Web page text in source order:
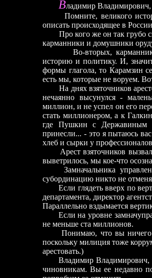
Владимир Владимирович,
Помните, великого
описать происходящее в
Про кого же он так грубо
карманники и домушники
Во-вторых, карманники
историю и политику. И,
формы глагола, то Карамзин
есть мы, которые не воруем.
На днях взяточников
нечаянно высунулся -
миллион, и не успел он его
стать миллионером, а к
где Пушкин с Державиным
принесли... - это я пытаюсь
хлеб и сырки у
Арест взяточников вызвал
выветрилось, мы кое-что
Замначальника
субординацию никто не
Если глядеть вверх по
департамента, директор
Параллельно вздымается
Если на уровне замначупра
не меньше ста миллионов.
Понимаю, что вы ничего с
поскольку милиция тоже
арестовать.)
Владимир Владимирович,
чиновникам. Вы ее недавно